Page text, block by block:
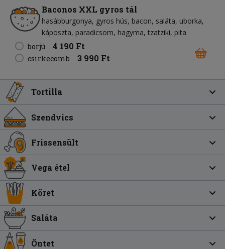
Baconos XXL gyros tál
hasábburgonya gyros hús bacon saláta uborka
káposzta paradicsom hagyma tzatziki pita
borjú
4 190 Ft
csirkecomb 3 990 Ft
Tortilla
Szendvics
Frissensült
Vega étel
Köret
Saláta
Öntet